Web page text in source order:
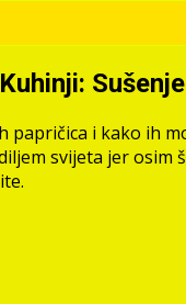
i kako ih
svijeta jer